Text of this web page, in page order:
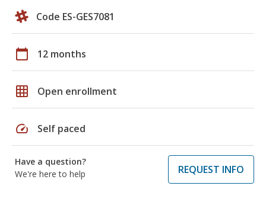
Code ES-GES7081
calendar_today 12 months
grid_on Open enrollment
speed Self paced
Have a question?
We're here to help
REQUEST INFO